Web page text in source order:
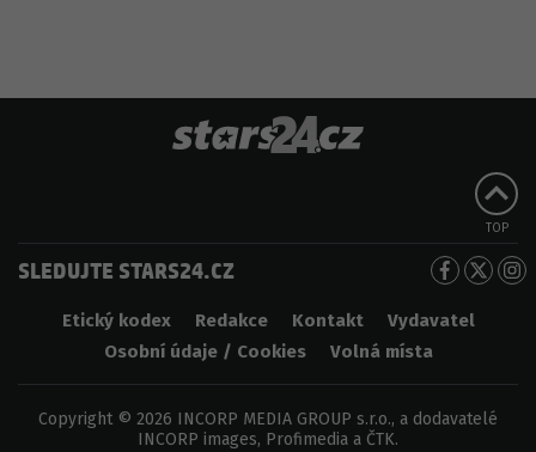
TOP
SLEDUJTE STARS24.CZ
Etický kodex Redakce Kontakt
Vydavatel
Osobní údaje / Cookies
Volná místa
Copyright © 2026 INCORP MEDIA GROUP s.r.o., a dodavatelé
INCORP images, Profimedia a ČTK.